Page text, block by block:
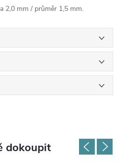
2,0 mm / průměr 1,5 mm.
dokoupit